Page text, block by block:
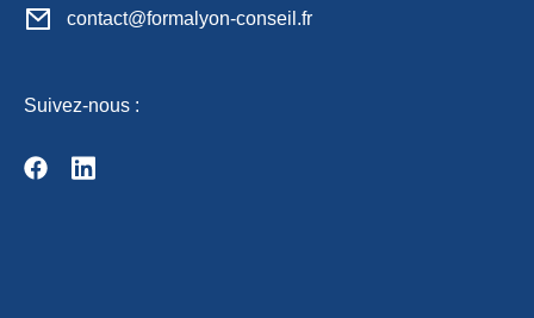
contact@formalyon-conseil.fr
Suivez-nous :